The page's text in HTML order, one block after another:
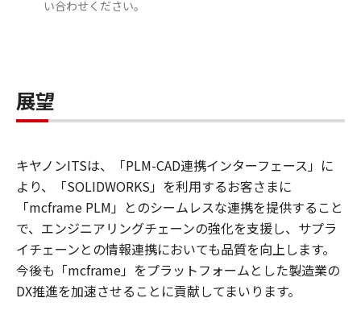
い合わせください。
展望
キヤノンITSは、「PLM-CAD連携インターフェース」に
より、「SOLIDWORKS」を利用するお客さまに
「mcframe PLM」とのシームレスな連携を提供すること
で、エンジニアリングチェーンの強化を支援し、サプラ
イチェーンとの情報連携においても品質を向上します。
今後も「mcframe」をプラットフォームとした製造業の
DX推進を加速させることに貢献してまいります。